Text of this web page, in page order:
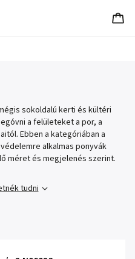
sokoldalú kerti és kültéri
a felületeket a por, a
Ebben a kategóriában a
alkalmas ponyvák
méret és megjelenés szerint.
tudni